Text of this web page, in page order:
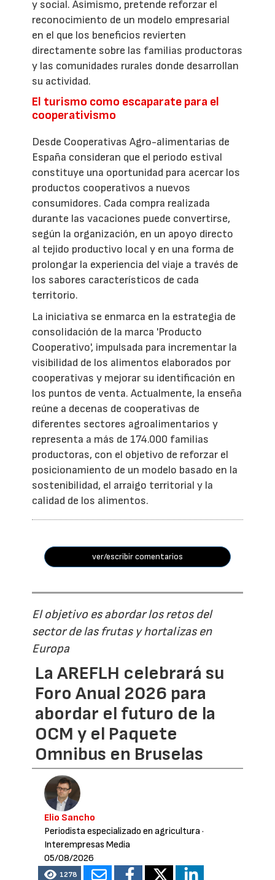
y social. Asimismo, pretende reforzar el
reconocimiento de un modelo empresarial
en el que los beneficios revierten
directamente sobre las familias productoras
y las comunidades rurales donde desarrollan
su actividad.
El turismo como escaparate para el
cooperativismo
Desde Cooperativas Agro-alimentarias de
España consideran que el periodo estival
constituye una oportunidad para acercar los
productos cooperativos a nuevos
consumidores. Cada compra realizada
durante las vacaciones puede convertirse,
según la organización, en un apoyo directo
al tejido productivo local y en una forma de
prolongar la experiencia del viaje a través de
los sabores característicos de cada
territorio.
La iniciativa se enmarca en la estrategia de
consolidación de la marca 'Producto
Cooperativo', impulsada para incrementar la
visibilidad de los alimentos elaborados por
cooperativas y mejorar su identificación en
los puntos de venta. Actualmente, la enseña
reúne a decenas de cooperativas de
diferentes sectores agroalimentarios y
representa a más de 174.000 familias
productoras, con el objetivo de reforzar el
posicionamiento de un modelo basado en la
sostenibilidad, el arraigo territorial y la
calidad de los alimentos.
ver/escribir comentarios
El objetivo es abordar los retos del
sector de las frutas y hortalizas en
Europa
La AREFLH celebrará su
Foro Anual 2026 para
abordar el futuro de la
OCM y el Paquete
Omnibus en Bruselas
Elio Sancho
Periodista especializado en agricultura·
Interempresas Media
05/08/2026
1278